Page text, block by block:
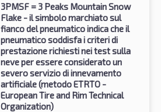
3PMSF = 3 Peaks Mountain Snow
Flake - il simbolo marchiato sul
fianco del pneumatico indica che il
pneumatico soddisfa i criteri di
prestazione richiesti nei test sulla
neve per essere considerato un
severo servizio di innevamento
artificiale (metodo ETRTO -
European Tire and Rim Technical
Organization)